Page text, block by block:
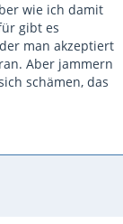
wie ich damit
gibt es
man akzeptiert
Aber jammern
schämen, das